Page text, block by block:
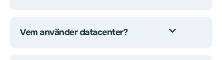
Vem använder datacenter?